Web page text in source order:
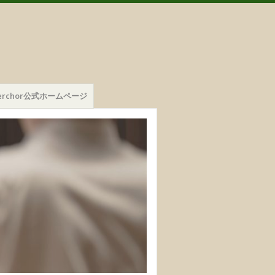
公式ホームページ